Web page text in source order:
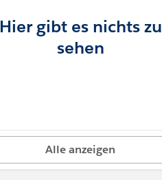
Hier gibt es nichts zu
sehen
Alle anzeigen